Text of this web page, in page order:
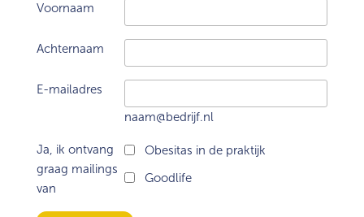
Voornaam
Achternaam
E-mailadres
naam@bedrijf.nl
Ja, ik ontvang
graag mailings
van
Obesitas in de praktijk
Goodlife